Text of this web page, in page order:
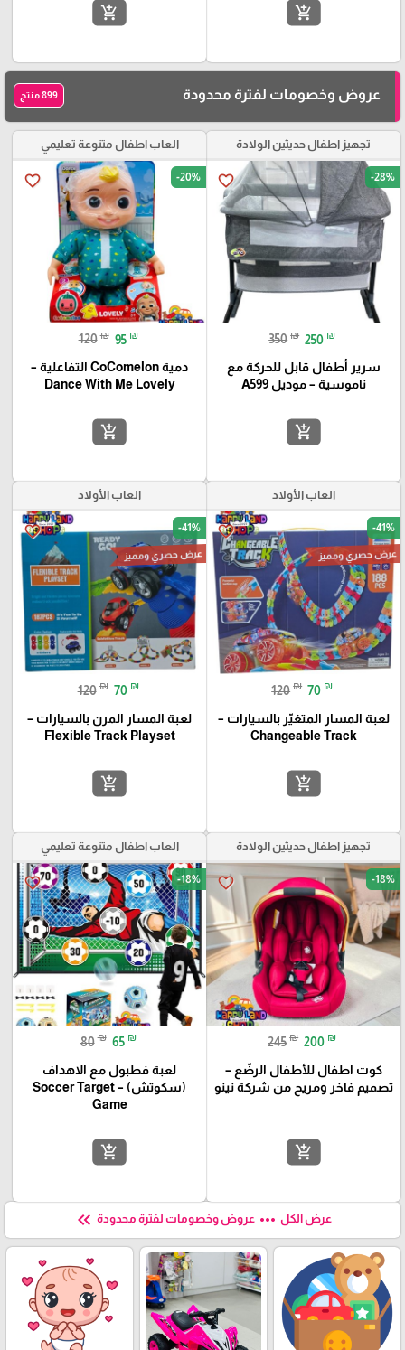
add_shopping_cart
add_shopping_cart
عروض وخصومات لفترة محدودة 899 منتج
تجهيز اطفال حديثين الولادة
favorite_border -28%
350 ₪ 250 ₪
سرير أطفال قابل للحركة مع
ناموسية – موديل A599
add_shopping_cart
العاب اطفال متنوعة تعليمي
favorite_border -20%
120 ₪ 95 ₪
دمية CoComelon التفاعلية –
Dance With Me Lovely
add_shopping_cart
العاب الأولاد
favorite_border -41%
عرض حصري ومميز
120 ₪ 70 ₪
لعبة المسار المتغيّر بالسيارات –
Changeable Track
add_shopping_cart
العاب الأولاد
favorite_border -41%
عرض حصري ومميز
120 ₪ 70 ₪
لعبة المسار المرن بالسيارات –
Flexible Track Playset
add_shopping_cart
تجهيز اطفال حديثين الولادة
favorite_border -18%
245 ₪ 200 ₪
كوت اطفال للأطفال الرضّع –
تصميم فاخر ومريح من شركة نينو
add_shopping_cart
العاب اطفال متنوعة تعليمي
favorite_border -18%
80 ₪ 65 ₪
لعبة فطبول مع الاهداف
(سكوتش) – Soccer Target
Game
add_shopping_cart
عرض الكل more_horiz عروض وخصومات لفترة محدودة keyboard_double_arrow_left